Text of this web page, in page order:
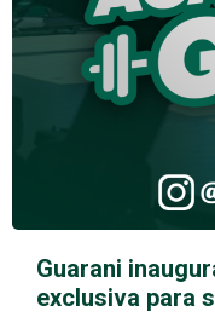
Guarani
exclusiva para